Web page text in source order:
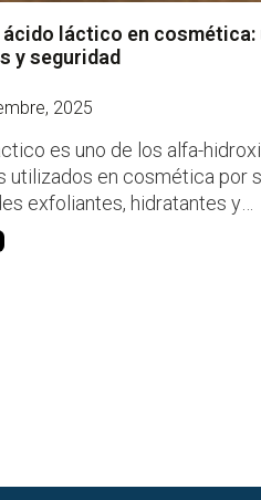
ácido láctico en cosmética:
y seguridad
2025
es uno de los alfa-
utilizados en cosmética por
exfoliantes, hidratantes y
del pH. Presente de forma
procesos de fermentación, se